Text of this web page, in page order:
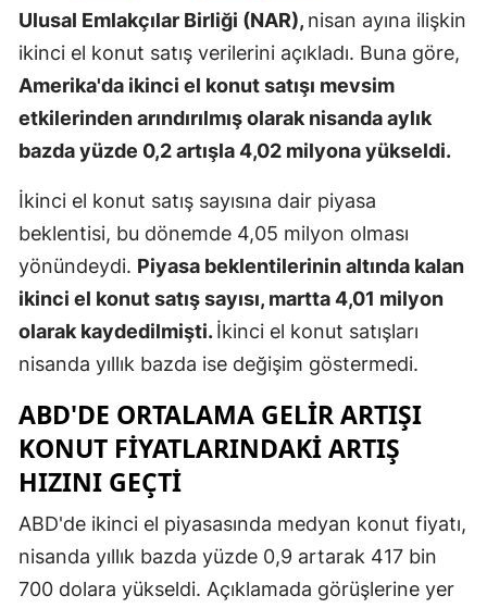
Edirne
Elazığ
Erzurum
Gaziantep
Giresun
Gümüşhane
Hakkari
Hatay
Isparta
İstanbul
İzmir
Ulusal Emlakçılar Birliği (NAR), nisan ayına ilişkin
ikinci el konut satış verilerini açıkladı. Buna göre,
Amerika'da ikinci el konut satışı mevsim
etkilerinden arındırılmış olarak nisanda aylık
bazda yüzde 0,2 artışla 4,02 milyona yükseldi.
İkinci el konut satış sayısına dair piyasa
beklentisi, bu dönemde 4,05 milyon olması
yönündeydi. Piyasa beklentilerinin altında kalan
ikinci el konut satış sayısı, martta 4,01 milyon
olarak kaydedilmişti.İkinci el konut satışları
nisanda yıllık bazda ise değişim göstermedi.
ABD'DE ORTALAMA GELIR ARTIŞI
KONUT FIYATLARINDAKI ARTIŞ
HIZINI GEÇTI
ABD'de ikinci el piyasasında medyan konut fiyatı,
nisanda yıllık bazda yüzde 0,9 artarak 417 bin
700 dolara yükseldi. Açıklamada görüşlerine yer